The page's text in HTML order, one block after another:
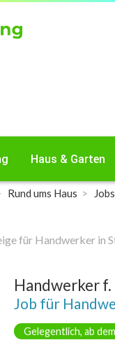
Haus & Garten
Rund ums Haus
für Handwerker in
Handwerker
Job für
Gelegentlich, ab